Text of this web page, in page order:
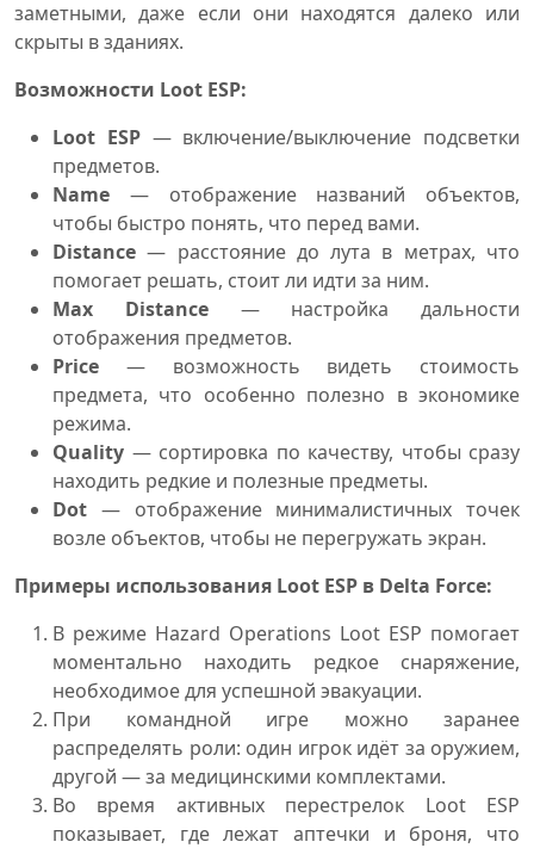
заметными, даже если они находятся далеко или
скрыты в зданиях.
Возможности Loot ESP:
Loot ESP— включение/выключение подсветки
предметов.
Name — отображение названий объектов,
чтобы быстро понять, что перед вами.
Distance — расстояние до лута в метрах, что
помогает решать, стоит ли идти за ним.
Max Distance— настройка дальности
отображения предметов.
Price — возможность видеть стоимость
предмета, что особенно полезно в экономике
режима.
Quality — сортировка по качеству, чтобы сразу
находить редкие и полезные предметы.
Dot — отображение минималистичных точек
возле объектов, чтобы не перегружать экран.
Примеры использования Loot ESP в Delta Force:
В режиме Hazard Operations Loot ESP помогает
моментально находить редкое снаряжение,
необходимое для успешной эвакуации.
При командной игре можно заранее
распределять роли: один игрок идёт за оружием,
другой — за медицинскими комплектами.
Во время активных перестрелок Loot ESP
показывает, где лежат аптечки и броня, что